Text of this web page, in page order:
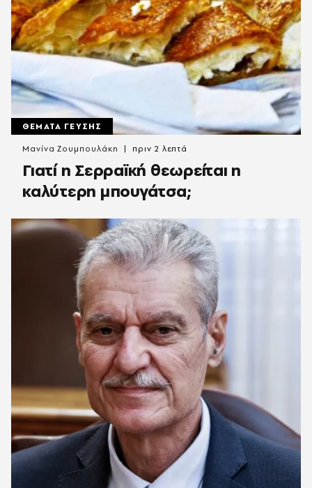
ΘΕΜΑΤΑ ΓΕΥΣΗΣ
Γιατί η Σερραϊκή θεωρείται η
καλύτερη μπουγάτσα;
Μανίνα Ζουμπουλάκη πριν 2 λεπτά